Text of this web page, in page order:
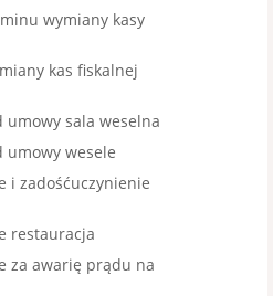
wymiany kasy
kas fiskalnej
sala weselna
wesele
i zadośćuczynienie
restauracja
za awarię prądu na